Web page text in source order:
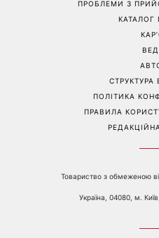
Колаген після 30: 9
продуктів, які допомагають
довше зберегти молодість